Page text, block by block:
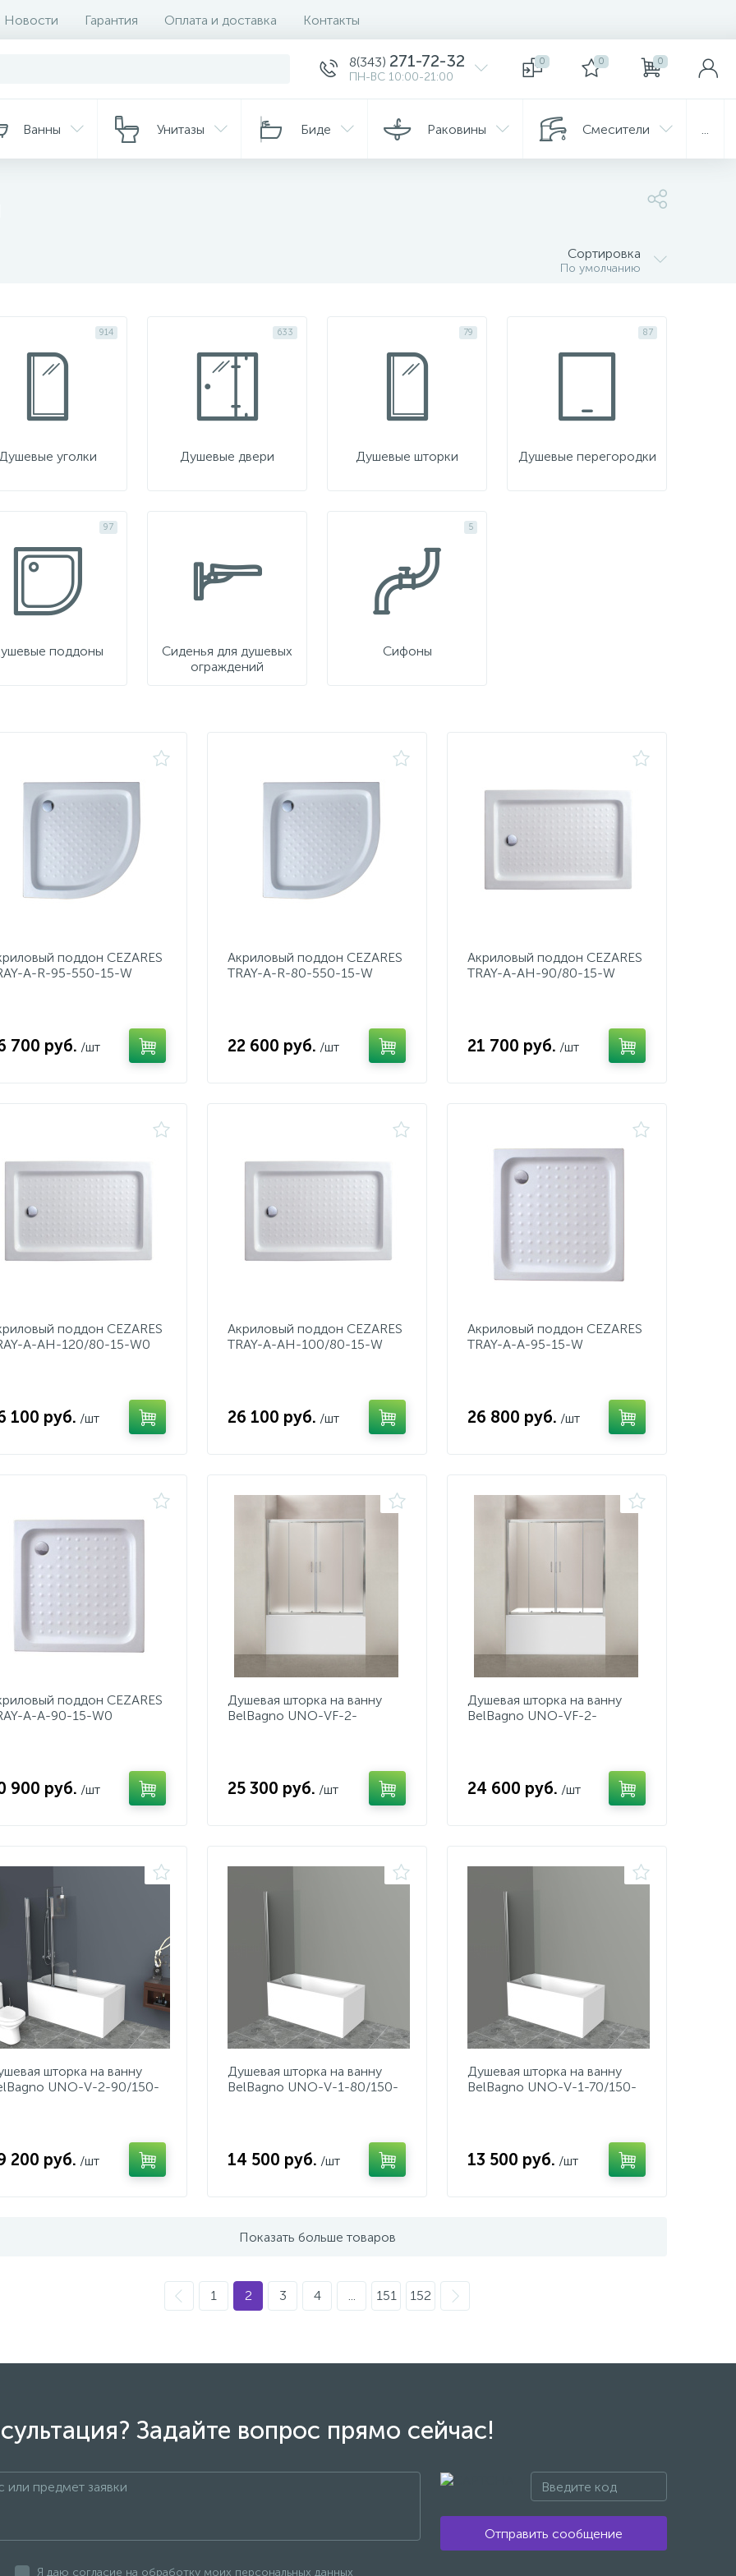
Новости Гарантия Оплата и доставка Контакты
8(343) 271-72-32
ПН-ВС 10:00-21:00
0 0 0
Ванны Унитазы Биде Раковины Смесители
Сортировка
По умолчанию
914
уголки
633
Душевые двери
79
Душевые шторки
87
Душевые перегородки
97
поддоны
Сиденья для душевых
ограждений
5
Сифоны
поддон CEZARES
A-R-95-550-15-W
700 руб. /шт
Акриловый поддон CEZARES
TRAY-A-R-80-550-15-W
22 600 руб. /шт
Акриловый поддон CEZARES
TRAY-A-AH-90/80-15-W
21 700 руб. /шт
поддон CEZARES
A-AH-120/80-15-W0
100 руб. /шт
Акриловый поддон CEZARES
TRAY-A-AH-100/80-15-W
26 100 руб. /шт
Акриловый поддон CEZARES
TRAY-A-A-95-15-W
26 800 руб. /шт
поддон CEZARES
A-A-90-15-W0
900 руб. /шт
Душевая шторка на ванну
BelBagno UNO-VF-2-
25 300 руб. /шт
Душевая шторка на ванну
BelBagno UNO-VF-2-
24 600 руб. /шт
шторка на ванну
UNO-V-2-90/150-
200 руб. /шт
Душевая шторка на ванну
BelBagno UNO-V-1-80/150-
14 500 руб. /шт
Душевая шторка на ванну
BelBagno UNO-V-1-70/150-
13 500 руб. /шт
Показать больше товаров
1 2 3 4 ... 151 152
Задайте вопрос прямо сейчас!
Отправить сообщение
Я даю согласие на обработку моих персональных данных